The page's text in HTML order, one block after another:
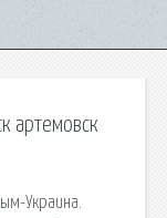
артемовск
Украина.